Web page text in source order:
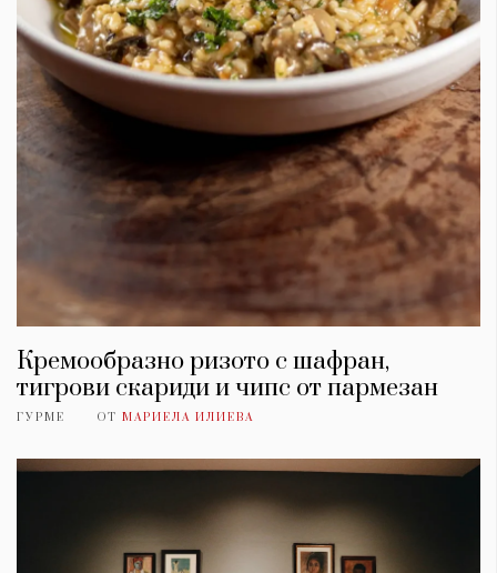
Кремообразно ризото с шафран,
тигрови скариди и чипс от пармезан
ГУРМЕ ОТ МАРИЕЛА ИЛИЕВА